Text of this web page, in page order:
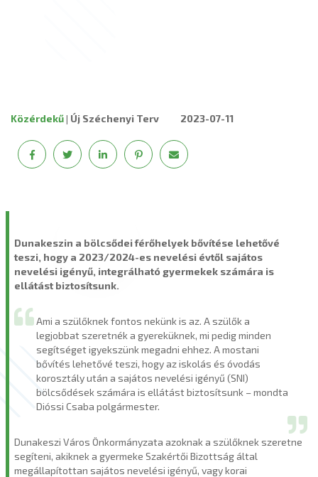
Közérdekű| Új Széchenyi Terv 2023-07-11
Dunakeszin a bölcsődei férőhelyek bővítése lehetővé
teszi, hogy a 2023/2024-es nevelési évtől sajátos
nevelési igényű, integrálható gyermekek számára is
ellátást biztosítsunk.
Ami a szülőknek fontos nekünk is az. A szülők a
legjobbat szeretnék a gyereküknek, mi pedig minden
segítséget igyekszünk megadni ehhez. A mostani
bővítés lehetővé teszi, hogy az iskolás és óvodás
korosztály után a sajátos nevelési igényű (SNI)
bölcsődések számára is ellátást biztosítsunk – mondta
Dióssi Csaba polgármester.
Dunakeszi Város Önkormányzata azoknak a szülőknek szeretne
segíteni, akiknek a gyermeke Szakértői Bizottság által
megállapítottan sajátos nevelési igényű, vagy korai